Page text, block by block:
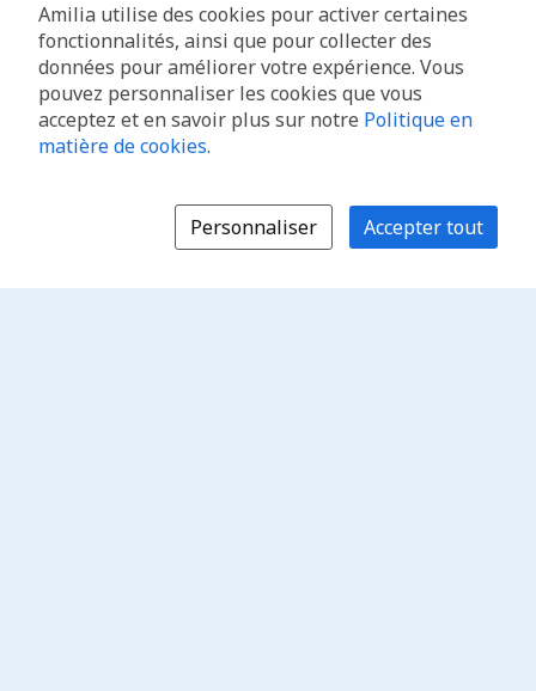
Amilia utilise des cookies pour activer certaines
fonctionnalités, ainsi que pour collecter des
données pour améliorer votre expérience. Vous
pouvez personnaliser les cookies que vous
acceptez et en savoir plus sur notre Politique en
matière de cookies.
Personnaliser Accepter tout